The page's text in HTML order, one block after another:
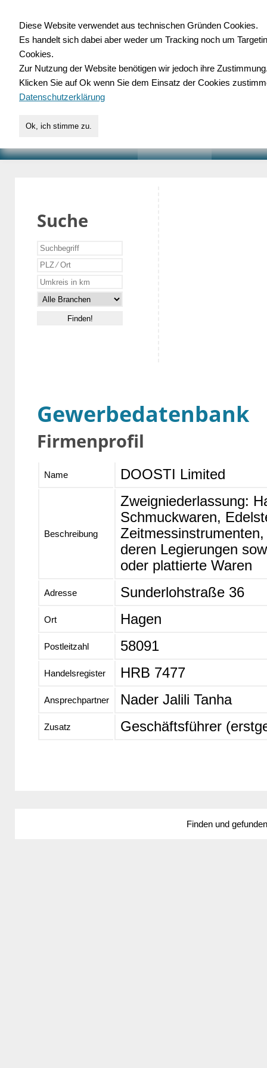
für Handwerk,
Suche
Gewerbedatenbank
Firmenprofil
Name DOOSTI Limited
Beschreibung
Zweigniederlassung:
Schmuckwaren,
deren Legierungen
oder plattierte Waren
Adresse Sunderlohstraße 36
Ort Hagen
Postleitzahl 58091
Handelsregister HRB 7477
Ansprechpartner Nader Jalili Tanha
Zusatz Geschäftsführer
Finden und
Diese Website verwendet aus technischen Gründen Cookies.
Es handelt sich dabei aber weder um Tracking noch um
Cookies.
Zur Nutzung der Website benötigen wir jedoch ihre
Klicken Sie auf Ok wenn Sie dem Einsatz der Cookies
Datenschutzerklärung
Ok, ich stimme zu.